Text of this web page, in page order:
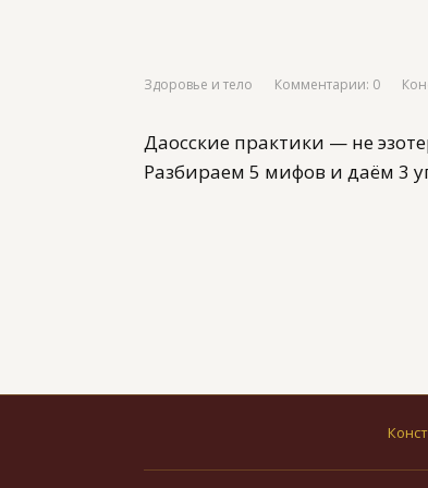
Здоровье и тело Комментарии: 0
Даосские практики — не
Разбираем 5 мифов и даём 3